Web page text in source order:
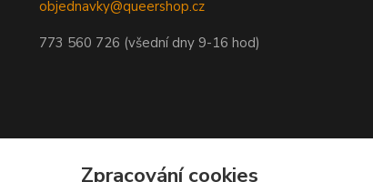
objednavky@queershop.cz
773 560 726 (všední dny 9-16 hod)
Zpracování cookies